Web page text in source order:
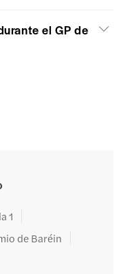
el GP de
1
de Baréin